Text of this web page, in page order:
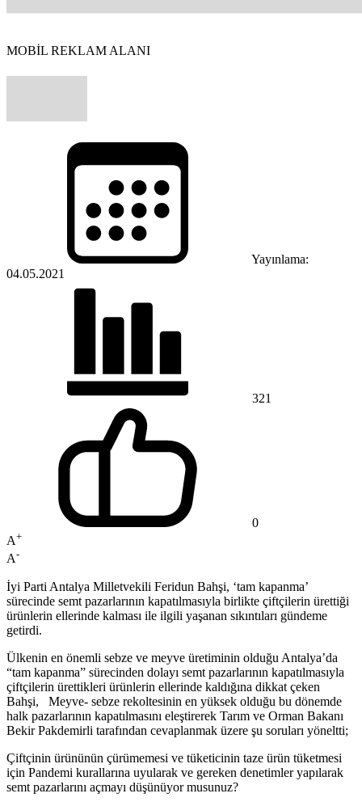
MOBİL REKLAM ALANI
Yayınlama:
04.05.2021
321
0
A+
A-
İyi Parti Antalya Milletvekili Feridun Bahşi, ‘tam kapanma’
sürecinde semt pazarlarının kapatılmasıyla birlikte çiftçilerin ürettiği
ürünlerin ellerinde kalması ile ilgili yaşanan sıkıntıları gündeme
getirdi.
Ülkenin en önemli sebze ve meyve üretiminin olduğu Antalya’da
“tam kapanma” sürecinden dolayı semt pazarlarının kapatılmasıyla
çiftçilerin ürettikleri ürünlerin ellerinde kaldığına dikkat çeken
Bahşi, Meyve- sebze rekoltesinin en yüksek olduğu bu dönemde
halk pazarlarının kapatılmasını eleştirerek Tarım ve Orman Bakanı
Bekir Pakdemirli tarafından cevaplanmak üzere şu soruları yöneltti;
Çiftçinin ürününün çürümemesi ve tüketicinin taze ürün tüketmesi
için Pandemi kurallarına uyularak ve gereken denetimler yapılarak
semt pazarlarını açmayı düşünüyor musunuz?